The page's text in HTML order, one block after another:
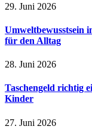
29. Juni 2026
Umweltbewusstsein
für den Alltag
28. Juni 2026
Taschengeld richtig
Kinder
27. Juni 2026